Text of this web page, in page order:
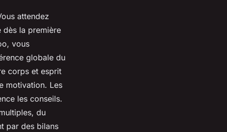
attendez
dès la première
vous
globale du
corps et esprit
motivation. Les
les conseils.
du
par des bilans